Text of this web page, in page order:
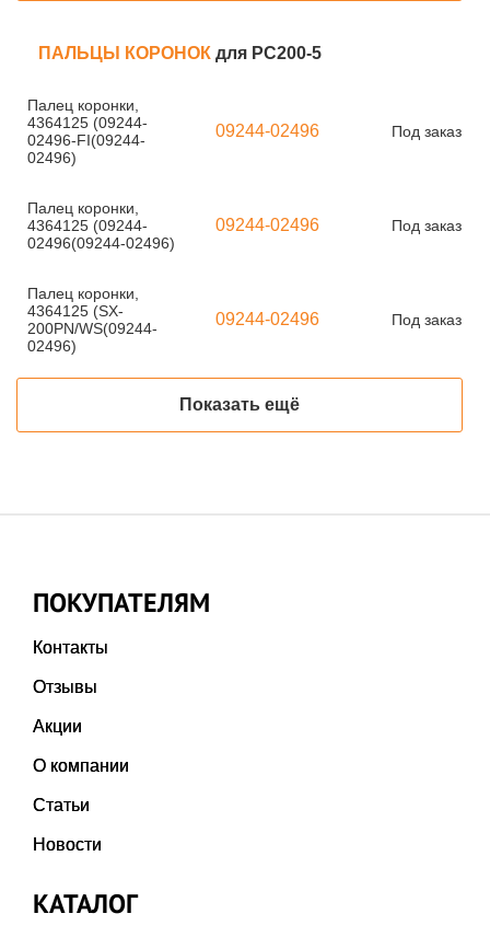
ПАЛЬЦЫ КОРОНОК для PC200-5
Палец коронки,
4364125 (09244-
02496-FI(09244-
02496)
09244-02496 Под заказ
Палец коронки,
4364125 (09244-
02496(09244-02496)
09244-02496 Под заказ
Палец коронки,
4364125 (SX-
200PN/WS(09244-
02496)
09244-02496 Под заказ
Показать ещё
ПОКУПАТЕЛЯМ
Контакты
Отзывы
Акции
О компании
Статьи
Новости
КАТАЛОГ